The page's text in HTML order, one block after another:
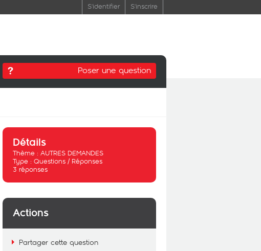
S'identifier S'inscrire
Poser une question
Détails
Thème : AUTRES DEMANDES
Type : Questions / Réponses
3 réponses
Actions
Partager cette question